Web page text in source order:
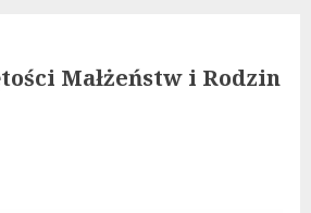
Małżeństw i Rodzin